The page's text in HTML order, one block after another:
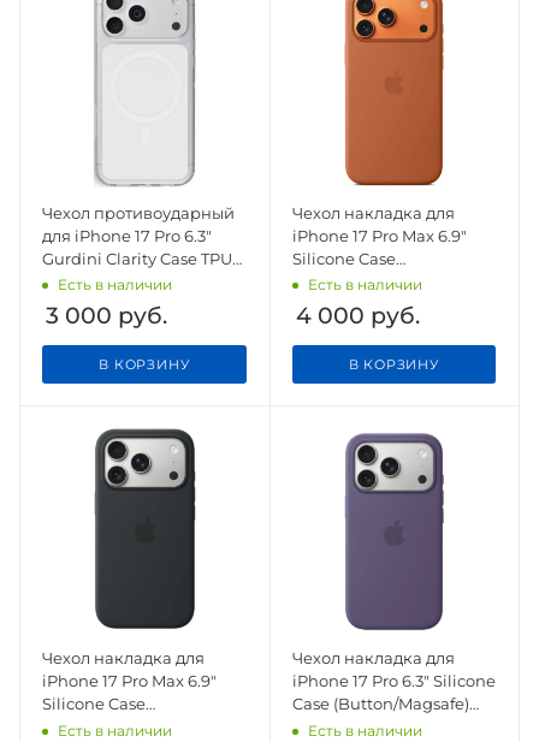
Чехол противоударный
для iPhone 17 Pro 6.3"
Gurdini Clarity Case TPU
White
Есть в наличии
3 000 руб.
В КОРЗИНУ
Чехол накладка для
iPhone 17 Pro Max 6.9"
Silicone Case
(Button/Magsafe) Terra
Cotta
Есть в наличии
4 000 руб.
В КОРЗИНУ
Чехол накладка для
iPhone 17 Pro Max 6.9"
Silicone Case
(Button/Magsafe) Black
Есть в наличии
Чехол накладка для
iPhone 17 Pro 6.3" Silicone
Case (Button/Magsafe)
Purple Fog
Есть в наличии